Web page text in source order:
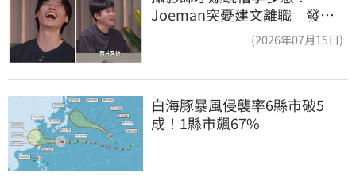
Joeman突憂建文離職 發聲
「其實我很清楚」(2026年07月15日)
白海豚暴風侵襲率6縣市破5
成！1縣市飆67%